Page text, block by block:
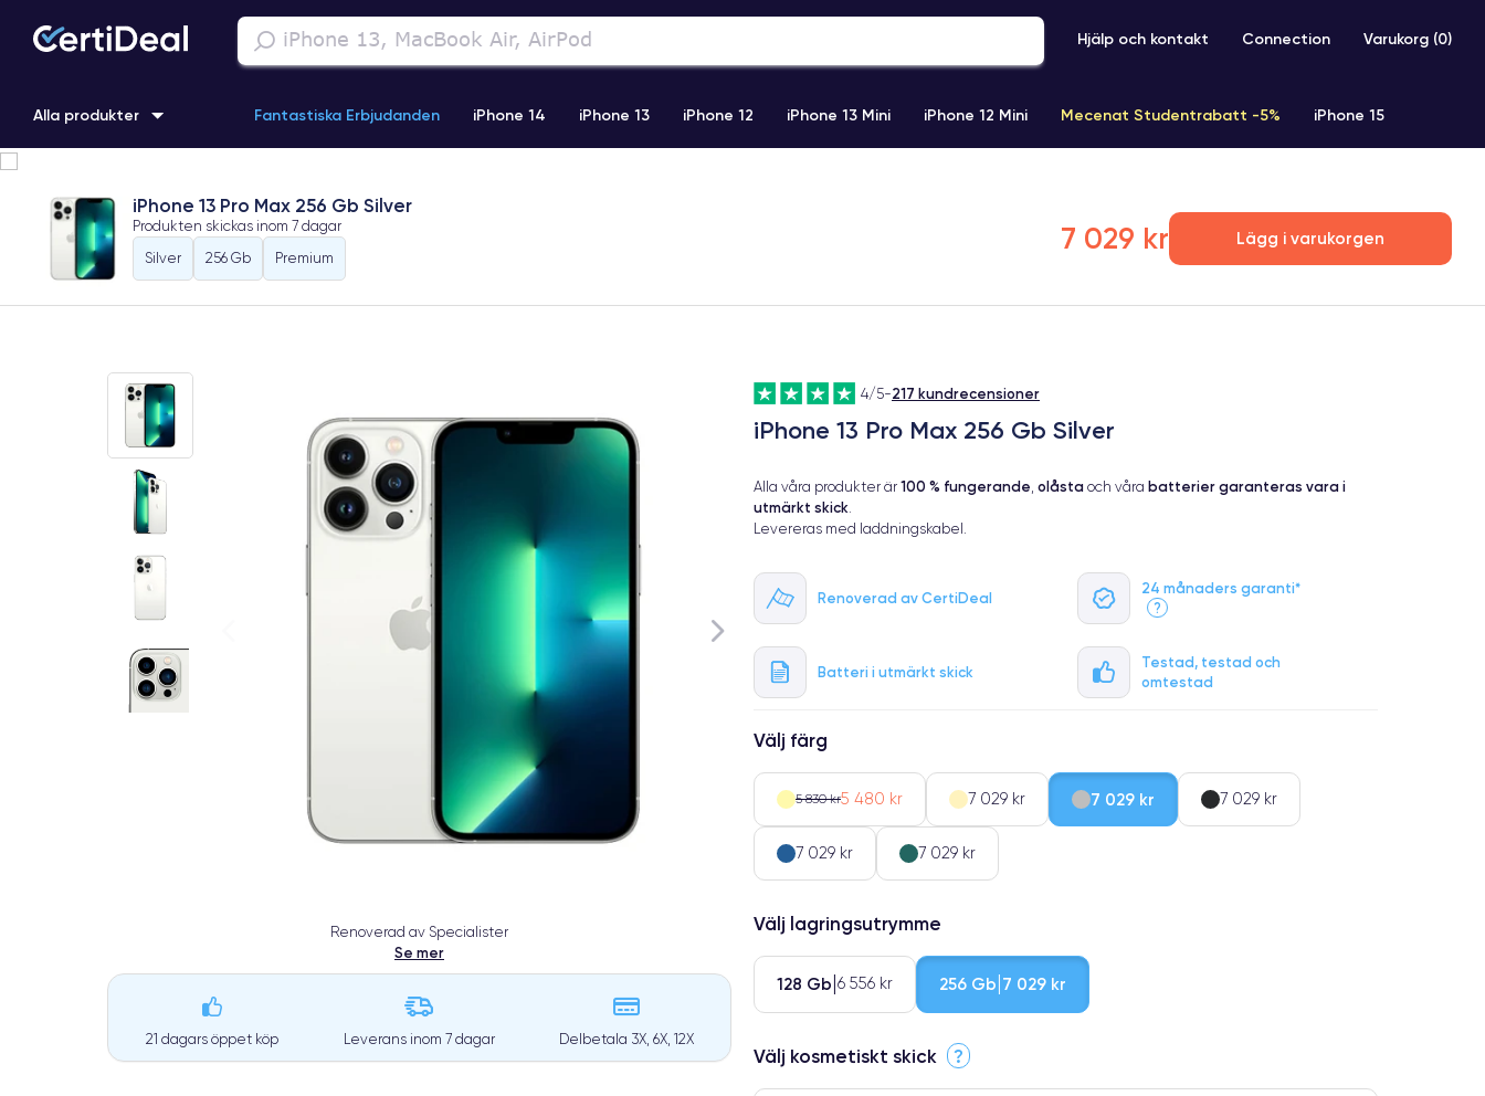
Hjälp och kontakt Connection Varukorg (0)
Alla produkter Fantastiska Erbjudanden iPhone 14 iPhone 13 iPhone 12 iPhone 13 Mini iPhone 12 Mini Mecenat Studentrabatt -5% iPhone 15
iPhone 11 Pro iPhone 15 Pro
iPhone 13 Pro Max 256 Gb Silver
Produkten skickas inom 7 dagar
Silver
256 Gb Premium
7 029 kr Lägg i varukorgen
Renoverad av Specialister
Se mer
21 dagars öppet köp Leverans inom 7 dagar Delbetala 3X, 6X, 12X
4/5-217 kundrecensioner
iPhone 13 Pro Max 256 Gb Silver
Alla våra produkter är 100 % fungerande olåsta och våra batterier garanteras vara i
utmärkt skick
Levereras med laddningskabel.
Renoverad av CertiDeal
24 månaders garanti*
?
Batteri i utmärkt skick
Testad, testad och
omtestad
Välj färg
5 830 kr5 480 kr 7 029 kr 7 029 kr 7 029 kr
7 029 kr 7 029 kr
Välj lagringsutrymme
128 Gb 6 556 kr 256 Gb 7 029 kr
Välj kosmetiskt skick ?